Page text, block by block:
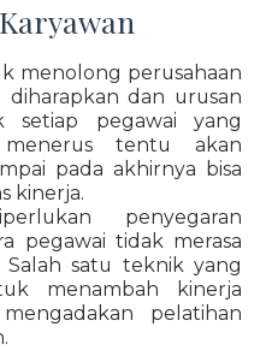
menolong perusahaan
dan urusan
setiap pegawai yang
tentu akan
pada akhirnya bisa
kinerja.
penyegaran
pegawai tidak merasa
satu teknik yang
menambah kinerja
pelatihan